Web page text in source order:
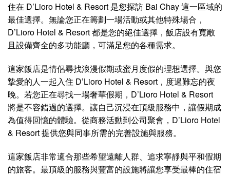
住在 D’Lioro Hotel & Resort 是您探訪 Bai Chay 這一區域的
最佳選擇。無論您正在籌劃一場活動或其他特殊場合，
D’Lioro Hotel & Resort 都是您的絕佳選擇，飯店設有寬敞
且設備齊全的多功能廳，可滿足您的各種需求。
這家飯店是情侶尋找浪漫假期或蜜月度假的理想選擇。與您
摯愛的人一起入住 D’Lioro Hotel & Resort，度過難忘的夜
晚。若您正在尋找一場奢華假期，D’Lioro Hotel & Resort
將是不容錯過的選擇。讓自己沉浸在頂級服務中，讓假期成
為值得回憶的體驗。從商務活動到公司聚會，D’Lioro Hotel
& Resort 提供您與同事所需的完善設施與服務。
這家飯店非常適合那些希望遠離人群、追求寧靜與平和假期
的旅客。最頂級的服務與豐富的設施將讓您享受最棒的住宿